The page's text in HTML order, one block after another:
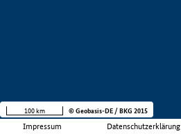
Impressum Datenschutzerklärung
100 km © Geobasis-DE / BKG 2015